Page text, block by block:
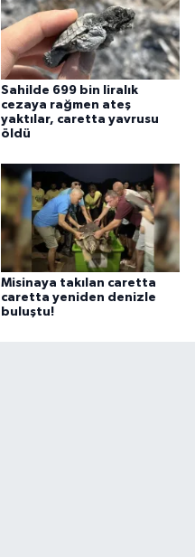
Sahilde 699 bin liralık
cezaya rağmen ateş
yaktılar, caretta yavrusu
öldü
Misinaya takılan caretta
caretta yeniden denizle
buluştu!